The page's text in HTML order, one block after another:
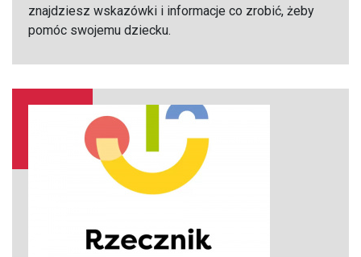
znajdziesz wskazówki i informacje co zrobić, żeby
pomóc swojemu dziecku.